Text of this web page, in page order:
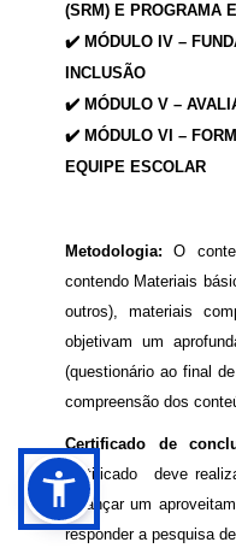
(SRM) E PROGRAMA
✔️ MÓDULO IV –
INCLUSÃO
✔️ MÓDULO V –
✔️ MÓDULO VI –
EQUIPE ESCOLAR
Metodologia:O
contendo Materiais
outros), materiais
objetivam um
(questionário ao final
compreensão dos
Certificado de
certificado deve
alcançar um
responder a pesquisa